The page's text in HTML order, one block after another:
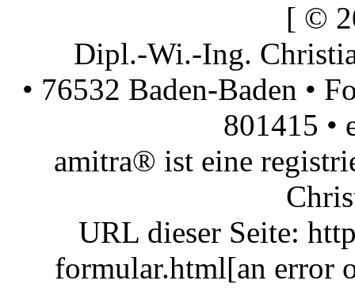
[ ©
Dipl.-Wi.-Ing.
• 76532 Baden-Baden •
801415 •
amitra® ist eine
URL dieser Seite:
formular.html[an error